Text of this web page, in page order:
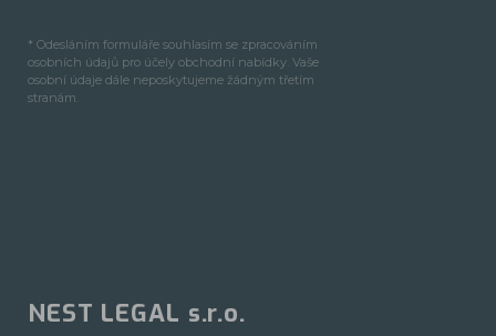
* Odesláním formuláře souhlasím se zpracováním
osobních údajů pro účely obchodní nabídky. Vaše
osobní údaje dále neposkytujeme žádným třetím
stranám.
NEST LEGAL s.r.o.